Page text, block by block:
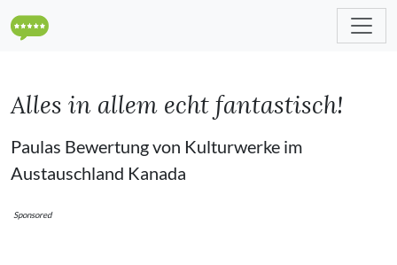
Alles in allem echt fantastisch!
Paulas Bewertung von Kulturwerke im
Austauschland Kanada
Sponsored